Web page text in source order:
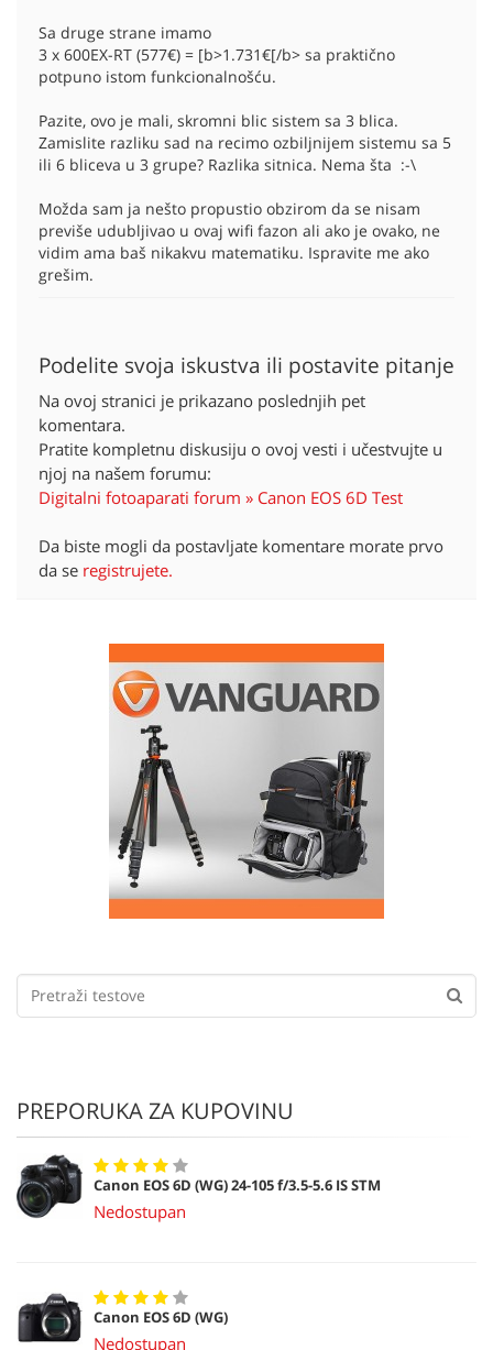
Sa druge strane imamo
3 x 600EX-RT (577€) = [b>1.731€[/b> sa praktično
potpuno istom funkcionalnošću.
Pazite, ovo je mali, skromni blic sistem sa 3 blica.
Zamislite razliku sad na recimo ozbiljnijem sistemu sa 5
ili 6 bliceva u 3 grupe? Razlika sitnica. Nema šta :-\
Možda sam ja nešto propustio obzirom da se nisam
previše udubljivao u ovaj wifi fazon ali ako je ovako, ne
vidim ama baš nikakvu matematiku. Ispravite me ako
grešim.
Podelite svoja iskustva ili postavite pitanje
Na ovoj stranici je prikazano poslednjih pet
komentara.
Pratite kompletnu diskusiju o ovoj vesti i učestvujte u
njoj na našem forumu:
Digitalni fotoaparati forum » Canon EOS 6D Test
Da biste mogli da postavljate komentare morate prvo
da se registrujete.
PREPORUKA ZA KUPOVINU
Canon EOS 6D (WG) 24-105 f/3.5-5.6 IS STM
Nedostupan
Canon EOS 6D (WG)
Nedostupan